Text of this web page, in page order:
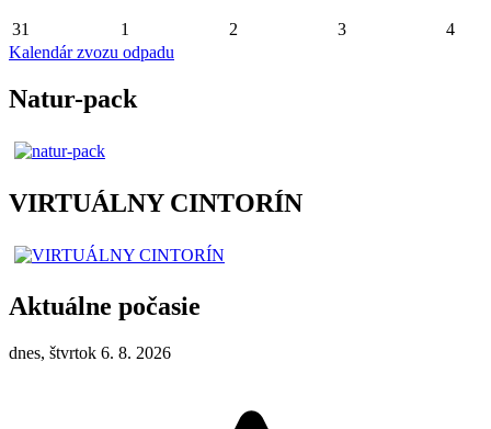
31 1 2 3
4
Kalendár zvozu odpadu
Natur-pack
VIRTUÁLNY CINTORÍN
Aktuálne počasie
dnes, štvrtok 6. 8. 2026